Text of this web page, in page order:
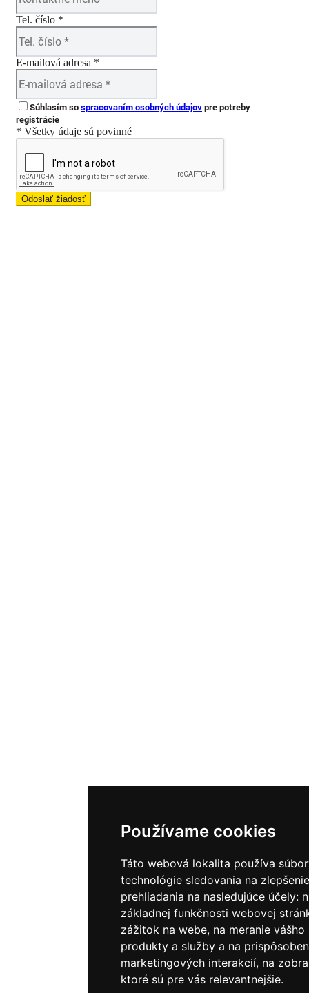
Používame cookies
Táto webová lokalita používa
technológie sledovania na
prehliadania na nasledujúce účely:
základnej funkčnosti webovej
zážitok na webe, na meranie
produkty a služby a na
marketingových interakcií, na
ktoré sú pre vás relevantnejšie.
Tel. číslo *
E-mailová adresa *
Súhlasím sospracovaním osobných údajovpre potreby
registrácie
* Všetky údaje sú povinné
Odoslať žiadosť